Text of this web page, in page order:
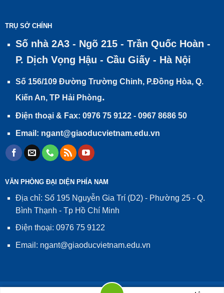
TRỤ SỞ CHÍNH
Số nhà 2A3 - Ngõ 215 - Trần Quốc Hoàn -
P. Dịch Vọng Hậu - Cầu Giấy - Hà Nội
Số 156/109 Đường Trường Chinh, P.Đồng Hòa, Q.
Kiến An, TP Hải Phòng.
Điện thoại & Fax: 0976 75 9122 - 0967 8686 50
Email: ngant@giaoducvietnam.edu.vn
VĂN PHÒNG ĐẠI DIỆN PHÍA NAM
Địa chỉ: Số 195 Nguyễn Gia Trí (D2) - Phường 25 - Q.
Bình Thạnh - Tp Hồ Chí Minh
Điện thoại: 0976 75 9122
Email: ngant@giaoducvietnam.edu.vn